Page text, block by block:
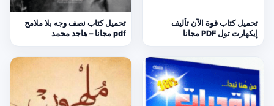
تحميل كتاب قوة الآن تأليف
إيكهارت تول PDF مجانا
تحميل كتاب نصف وجه بلا ملامح
pdf مجانا – هاجد محمد